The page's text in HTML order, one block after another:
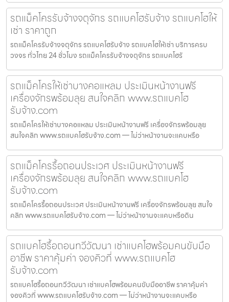
รถแม็คโครรับจ้างจตุจักร รถแบคโฮรับจ้าง รถแบคโฮให้
เช่า ราคาถูก
รถแม็คโครรับจ้างจตุจักร รถแบคโฮรับจ้าง รถแบคโฮให้เช่า บริการครบ
วงจร ทั่วไทย 24 ชั่วโมง รถแม็คโครรับจ้างจตุจักร รถแบคโฮรั
รถแม็คโครให้เช่าบางคอแหลม ประเมินหน้างานฟรี
เครื่องจักรพร้อมลุย สนใจคลิก www.รถแบคโฮ
รับจ้าง.com
รถแม็คโครให้เช่าบางคอแหลม ประเมินหน้างานฟรี เครื่องจักรพร้อมลุย
สนใจคลิก www.รถแบคโฮรับจ้าง.com — ไม่ว่าหน้างานจะแคบหรือ
รถแม็คโครรื้อถอนประเวศ ประเมินหน้างานฟรี
เครื่องจักรพร้อมลุย สนใจคลิก www.รถแบคโฮ
รับจ้าง.com
รถแม็คโครรื้อถอนประเวศ ประเมินหน้างานฟรี เครื่องจักรพร้อมลุย สนใจ
คลิก www.รถแบคโฮรับจ้าง.com — ไม่ว่าหน้างานจะแคบหรือดิน
รถแบคโฮรื้อถอนทวีวัฒนา เช่าแบคโฮพร้อมคนขับมือ
อาชีพ ราคาคุ้มค่า จองคิวที่ www.รถแบคโฮ
รับจ้าง.com
รถแบคโฮรื้อถอนทวีวัฒนา เช่าแบคโฮพร้อมคนขับมืออาชีพ ราคาคุ้มค่า
จองคิวที่ www.รถแบคโฮรับจ้าง.com — ไม่ว่าหน้างานจะแคบหรือ